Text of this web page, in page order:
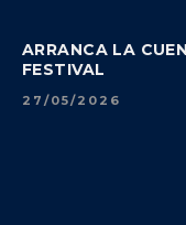
ARRANCA LA
FESTIVAL
27/05/2026